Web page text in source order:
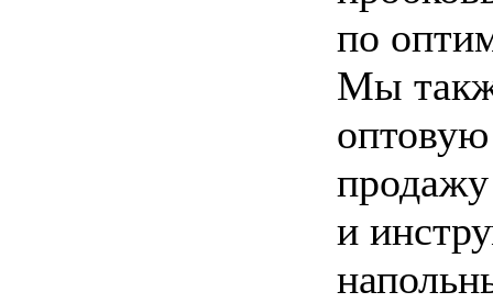
по
Мы
продажу
и